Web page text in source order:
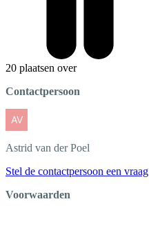
20 plaatsen over
Contactpersoon
Astrid van der Poel
Stel de contactpersoon een vraag
Voorwaarden